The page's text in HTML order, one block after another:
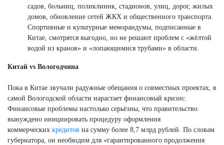
садов, больниц, поликлиник, стадионов, улиц, дорог, жилых
домов, обновление сетей ЖКХ и общественного транспорта.
Спортивные и культурные меморандумы, подписанные в
Китае, смотрятся выгодно, но не решают проблем с «жёлтой
водой из кранов» и «лопающимися трубами» в области.
Китай vs Вологодчина
Пока в Китае звучали радужные обещания о совместных проектах, в
самой Вологодской области нарастает финансовый кризис.
Финансовые проблемы настолько серьёзны, что правительство
вынуждено инициировать процедуру оформления
коммерческих кредитов на сумму более 8,7 млрд рублей. По словам
губернатора, он необходим для «гарантированного продолжения